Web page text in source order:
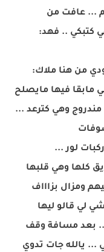
... عافت من
كتبكي .. فهد:
من هنا ملاك:
مابقا فيها مايصلح
مندروج وهي كترعد ...
لور ...
كلها وهي قلبها
ومزال بزاااف
لي قالو ليها
بعد مسافة وقف
... يالله جات تدوي